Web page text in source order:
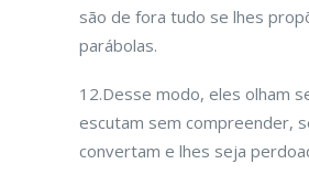
são de fora tudo se lhes
parábolas.
12.Desse modo, eles olham
escutam sem compreender,
convertam e lhes seja